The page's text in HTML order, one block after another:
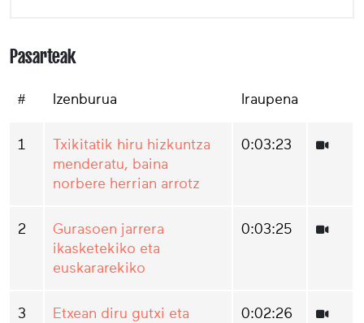
Pasarteak
# Izenburua Iraupena
1
Txikitatik hiru hizkuntza
menderatu, baina
norbere herrian arrotz
0:03:23
2
Gurasoen jarrera
ikasketekiko eta
euskararekiko
0:03:25
3
Etxean diru gutxi eta
0:02:26